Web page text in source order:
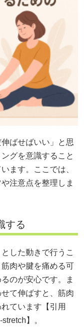
ばせばいい」と思
グを意識すること
ます。ここでは、
注意点を整理しま
する
した動きで行うこ
肉や腱を痛める可
のが安心です。ま
て伸ばすと、筋肉
ています【引用
】。